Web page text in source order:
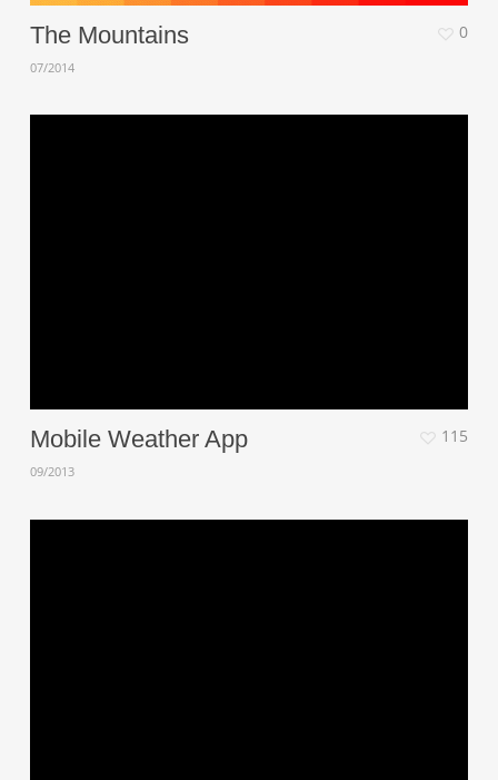
The Mountains
07/2014
0
Mobile Weather App
09/2013
115